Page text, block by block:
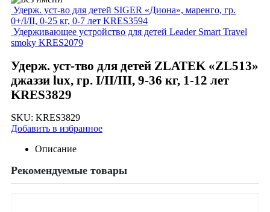
Удерж. уст-во для детей SIGER «Диона», маренго, гр.
0+/I/II, 0-25 кг, 0-7 лет KRES3594
Удерживающее устройство для детей Leader Smart Travel
smoky KRES2079
Удерж. уст-тво для детей ZLATEK «ZL513»
джаззи lux, гр. I/II/III, 9-36 кг, 1-12 лет
KRES3829
SKU: KRES3829
Добавить в избранное
Описание
Рекомендуемые товары